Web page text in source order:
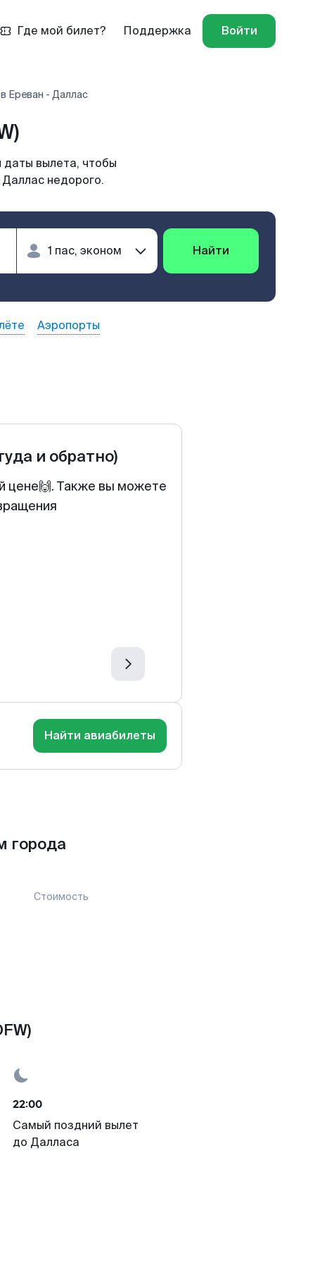
Где мой билет? Поддержка Войти
Ереван - Даллас
вылета, чтобы
недорого.
Найти
Аэропорты
и обратно)
цене🙌. Также вы можете
Найти авиабилеты
города
Стоимость
22:00
Самый поздний вылет
до Далласа